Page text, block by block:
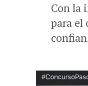
Con la
para el